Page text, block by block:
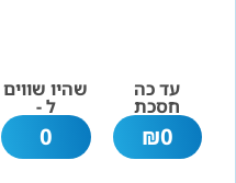
עד כה
חסכת
0
₪
שהיו שווים
ל -
0